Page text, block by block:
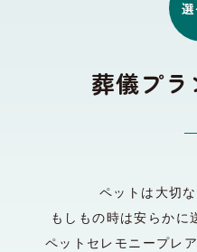
葬儀プ
ペットは大切
もしもの時は安らかに
ペットセレモニープレ